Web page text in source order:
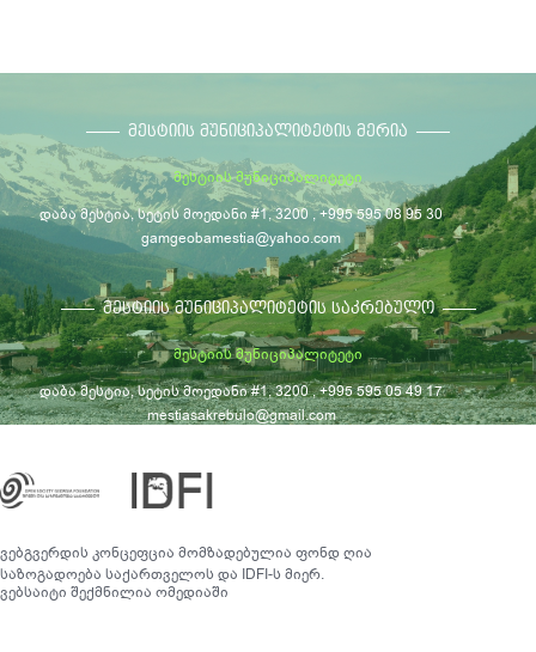
ᲛᲔᲡᲢᲘᲘᲡ ᲛᲣᲜᲘᲪᲘᲞᲐᲚᲘᲢᲔᲢᲘᲡ ᲛᲔᲠᲘᲐ
მესტიის მუნიციპალიტეტი
დაბა მესტია, სეტის მოედანი #1, 3200 , +995 595 08 95 30
gamgeobamestia@yahoo.com
ᲛᲔᲡᲢᲘᲘᲡ ᲛᲣᲜᲘᲪᲘᲞᲐᲚᲘᲢᲔᲢᲘᲡ ᲡᲐᲙᲠᲔᲑᲣᲚᲝ
მესტიის მუნიციპალიტეტი
დაბა მესტია, სეტის მოედანი #1, 3200 , +995 595 05 49 17
mestiasakrebulo@gmail.com
ვებგვერდის კონცეფცია მომზადებულია ფონდ ღია
საზოგადოება საქართველოს და IDFI-ს მიერ.
ვებსაიტი შექმნილია ომედიაში